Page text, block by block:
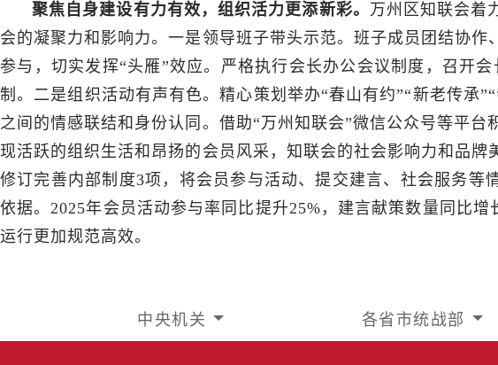
聚焦自身建设有力有效，组织活力更添新彩。 万州区知联会着
会的凝聚力和影响力。一是领导班子带头示范。班子成员团结协
参与，切实发挥“头雁”效应。严格执行会长办公会议制度，召开
制。二是组织活动有声有色。精心策划举办“春山有约”“新老传承
之间的情感联结和身份认同。借助“万州知联会”微信公众号等平台
现活跃的组织生活和昂扬的会员风采，知联会的社会影响力和品牌
修订完善内部制度3项，将会员参与活动、提交建言、社会服务等
依据。2025年会员活动参与率同比提升25%，建言献策数量同比
运行更加规范高效。
中央机关 各省市统战部